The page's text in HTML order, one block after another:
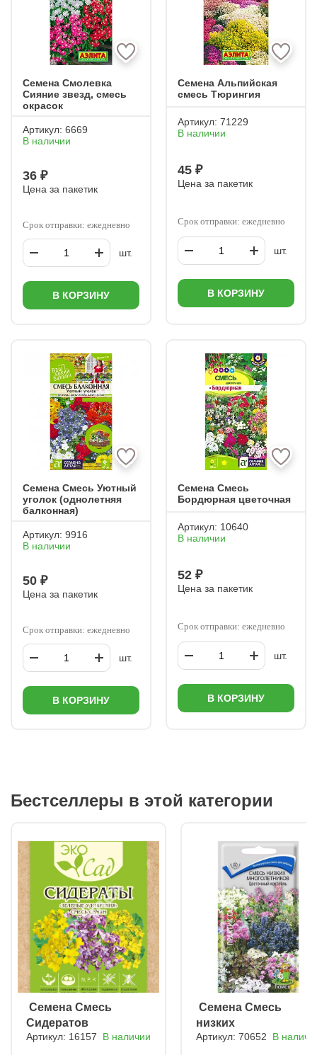
Семена Смолевка
Сияние звезд, смесь
окрасок
Артикул: 6669
В наличии
36 ₽
Цена за пакетик
Срок отправки: ежедневно
шт.
В КОРЗИНУ
Семена Альпийская
смесь Тюрингия
Артикул: 71229
В наличии
45 ₽
Цена за пакетик
Срок отправки: ежедневно
шт.
В КОРЗИНУ
Семена Смесь Уютный
уголок (однолетняя
балконная)
Артикул: 9916
В наличии
50 ₽
Цена за пакетик
Срок отправки: ежедневно
шт.
В КОРЗИНУ
Семена Смесь
Бордюрная цветочная
Артикул: 10640
В наличии
52 ₽
Цена за пакетик
Срок отправки: ежедневно
шт.
В КОРЗИНУ
Бестселлеры в этой категории
ㅤ Семена Смесь
Сидератов
Артикул: 16157 В наличии
ㅤ Семена Смесь
низких
многолетников
Артикул: 70652 В